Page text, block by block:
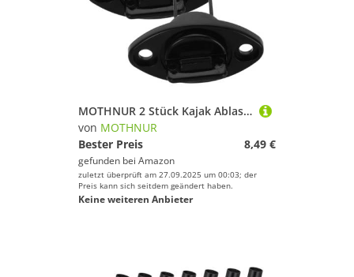
Snowboard
Sportausrüstung
MOTHNUR 2 Stück Kajak Ablassstopfen Nylon Scupper Plugs Wasserdichtes Ventil Passend für Kajak Kanu Boot Abflussloch Verschluss Ersatz Zubehör
von MOTHNUR
Bester Preis
8,49 €
gefunden bei Amazon
zuletzt überprüft am 27.09.2025 um 00:03; der
Preis kann sich seitdem geändert haben.
Keine weiteren Anbieter